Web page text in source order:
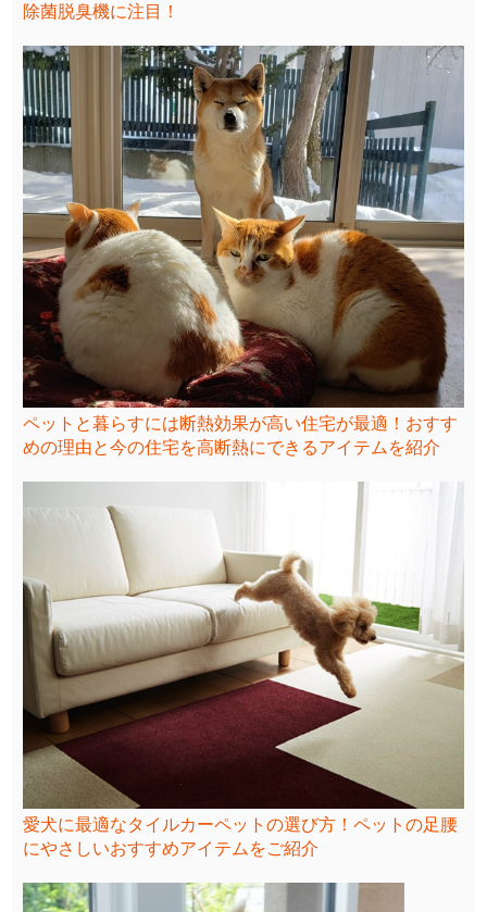
除菌脱臭機に注目！
ペットと暮らすには断熱効果が高い住宅が最適！おすす
めの理由と今の住宅を高断熱にできるアイテムを紹介
愛犬に最適なタイルカーペットの選び方！ペットの足腰
にやさしいおすすめアイテムをご紹介